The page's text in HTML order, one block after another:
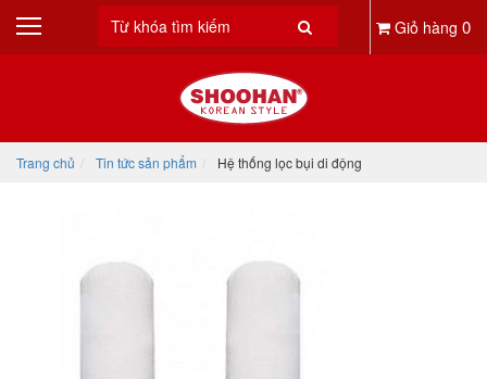
Giỏ hàng 0
Trang chủ Tin tức sản phẩm Hệ thống lọc bụi di động